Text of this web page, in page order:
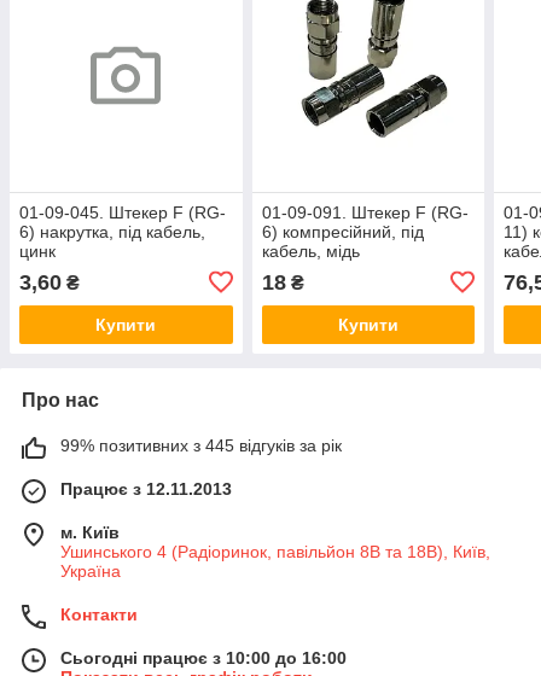
01-09-045. Штекер F (RG-
6) накрутка, під кабель,
цинк
3,60 ₴
Купити
01-09-091. Штекер F (RG-
6) компресійний, під
кабель, мідь
18₴
Купити
01-
11)
Про нас
99% позитивних з 445 відгуків за рік
Працює з 12.11.2013
м. Київ
Ушинського 4 (Радіоринок, павільйон 8В та 18В), Київ,
Україна
Контакти
Сьогодні працює з 10:00 до 16:00